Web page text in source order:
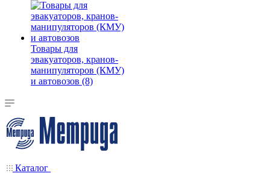
Товары для
эвакуаторов, кранов-
манипуляторов (КМУ)
и автовозов (8)
Каталог